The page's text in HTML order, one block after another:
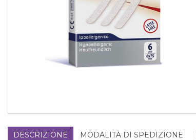
DESCRIZIONE MODALITÀ DI SPEDIZIONE